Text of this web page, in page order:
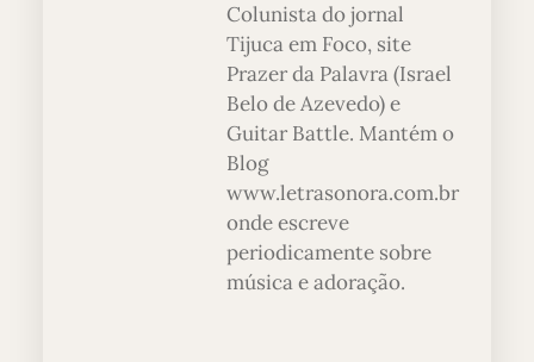
Colunista do jornal
Tijuca em Foco, site
Prazer da Palavra (Israel
Belo de Azevedo) e
Guitar Battle. Mantém o
Blog
www.letrasonora.com.br
onde escreve
periodicamente sobre
música e adoração.